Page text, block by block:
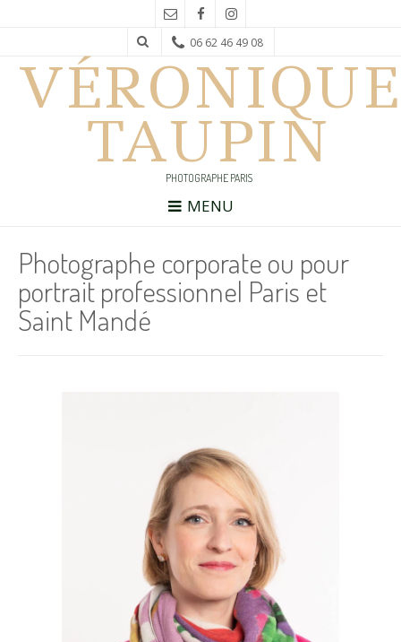
06 62 46 49 08
VÉRONIQUE
TAUPIN
PHOTOGRAPHE PARIS
MENU
Photographe corporate ou pour
portrait professionnel Paris et
Saint Mandé